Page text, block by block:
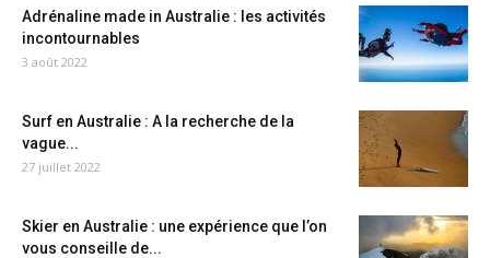
Adrénaline made in Australie : les activités
incontournables
3 août 2022
Surf en Australie : A la recherche de la
vague...
27 juillet 2022
Skier en Australie : une expérience que l’on
vous conseille de...